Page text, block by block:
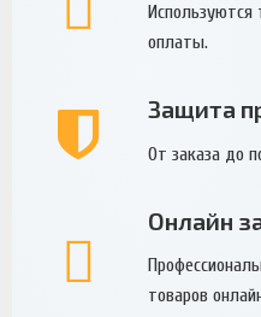
оплаты.
Защита
От заказа до
Онлайн
товаров